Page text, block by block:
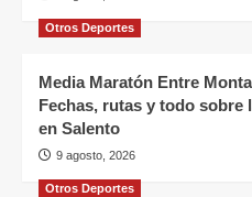
Otros Deportes
Media Maratón Entre
Fechas, rutas y todo
en Salento
9 agosto, 2026
Otros Deportes